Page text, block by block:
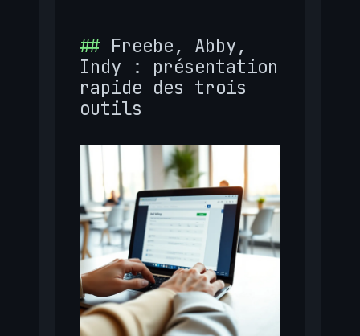
Freebe, Abby,
Indy : présentation
rapide des trois
outils